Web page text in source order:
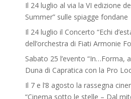
Il 24 luglio al via la VI edizione
Summer” sulle spiagge fondane
Il 24 luglio il Concerto “Echi
dell’orchestra di Fiati Armonie
Sabato 25 l’evento “In…Forma,
Duna di Capratica con la Pro
Il 7 e l’8 agosto la rassegna
“Cinema sotto le stelle – Dal